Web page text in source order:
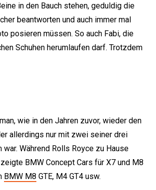
in den Bauch stehen, geduldig die
beantworten und auch immer mal
posieren müssen. So auch Fabi, die
Schuhen herumlaufen darf. Trotzdem
wie in den Jahren zuvor, wieder den
allerdings nur mit zwei seiner drei
war. Während Rolls Royce zu Hause
BMW Concept Cars für X7 und M8
BMW M8 GTE, M4 GT4 usw.